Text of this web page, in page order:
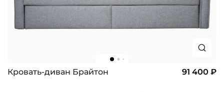
Кровать-диван Брайтон 91 400 ₽